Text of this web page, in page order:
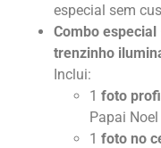
especial sem
Combo
trenzinho
Inclui:
1 foto
Papai
1 foto no